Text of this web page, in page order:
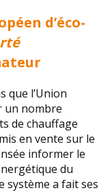
d’éco-
que l’Union
un nombre
de chauffage
en vente sur le
informer le
du
système a fait ses